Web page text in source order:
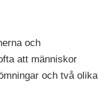
och
att människor
och två olika